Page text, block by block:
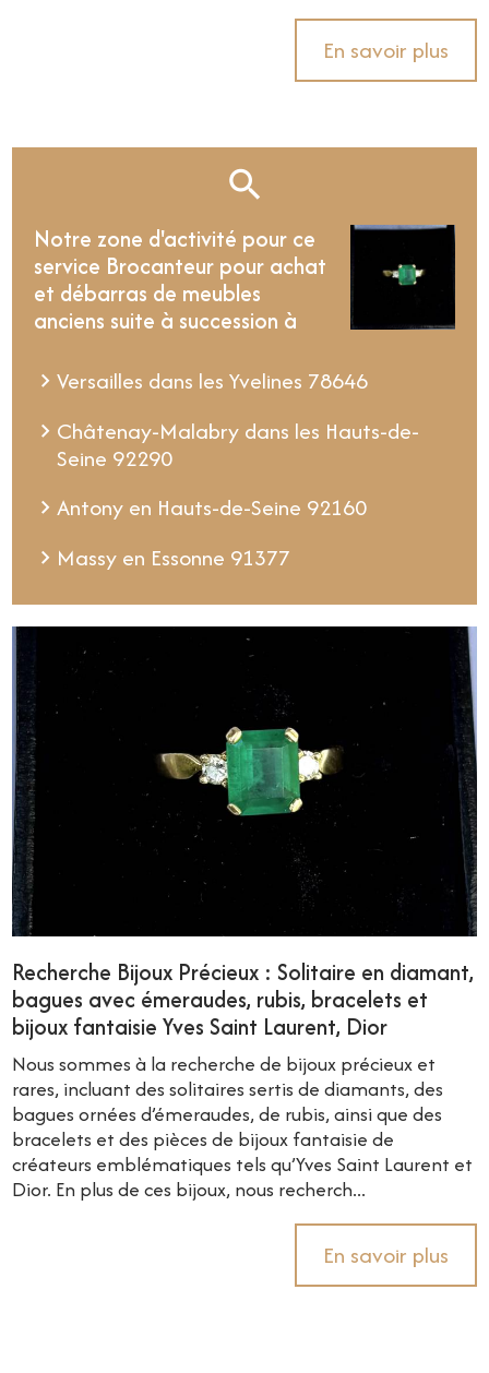
En savoir plus
Notre zone d'activité pour ce
service Brocanteur pour achat
et débarras de meubles
anciens suite à succession à
Versailles dans les Yvelines 78646
Châtenay-Malabry dans les Hauts-de-
Seine 92290
Antony en Hauts-de-Seine 92160
Massy en Essonne 91377
Recherche Bijoux Précieux : Solitaire en diamant,
bagues avec émeraudes, rubis, bracelets et
bijoux fantaisie Yves Saint Laurent, Dior
Nous sommes à la recherche de bijoux précieux et
rares, incluant des solitaires sertis de diamants, des
bagues ornées d’émeraudes, de rubis, ainsi que des
bracelets et des pièces de bijoux fantaisie de
créateurs emblématiques tels qu’Yves Saint Laurent et
Dior. En plus de ces bijoux, nous recherch...
En savoir plus